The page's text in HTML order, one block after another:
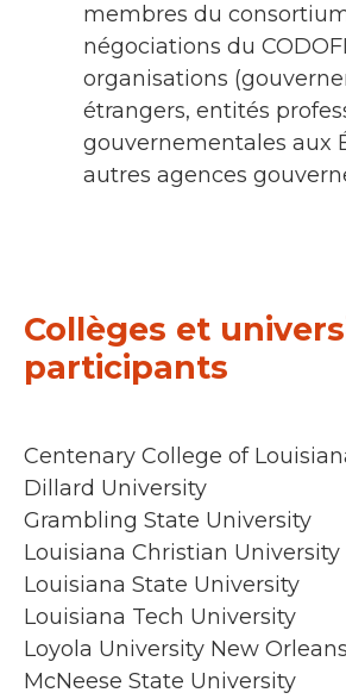
membres du
négociations du
organisations
étrangers, entités
gouvernementales aux
autres agences
Collèges et
participants
Centenary College of
Dillard University
Grambling State University
Louisiana Christian University
Louisiana State University
Louisiana Tech University
Loyola University New Orleans
McNeese State University